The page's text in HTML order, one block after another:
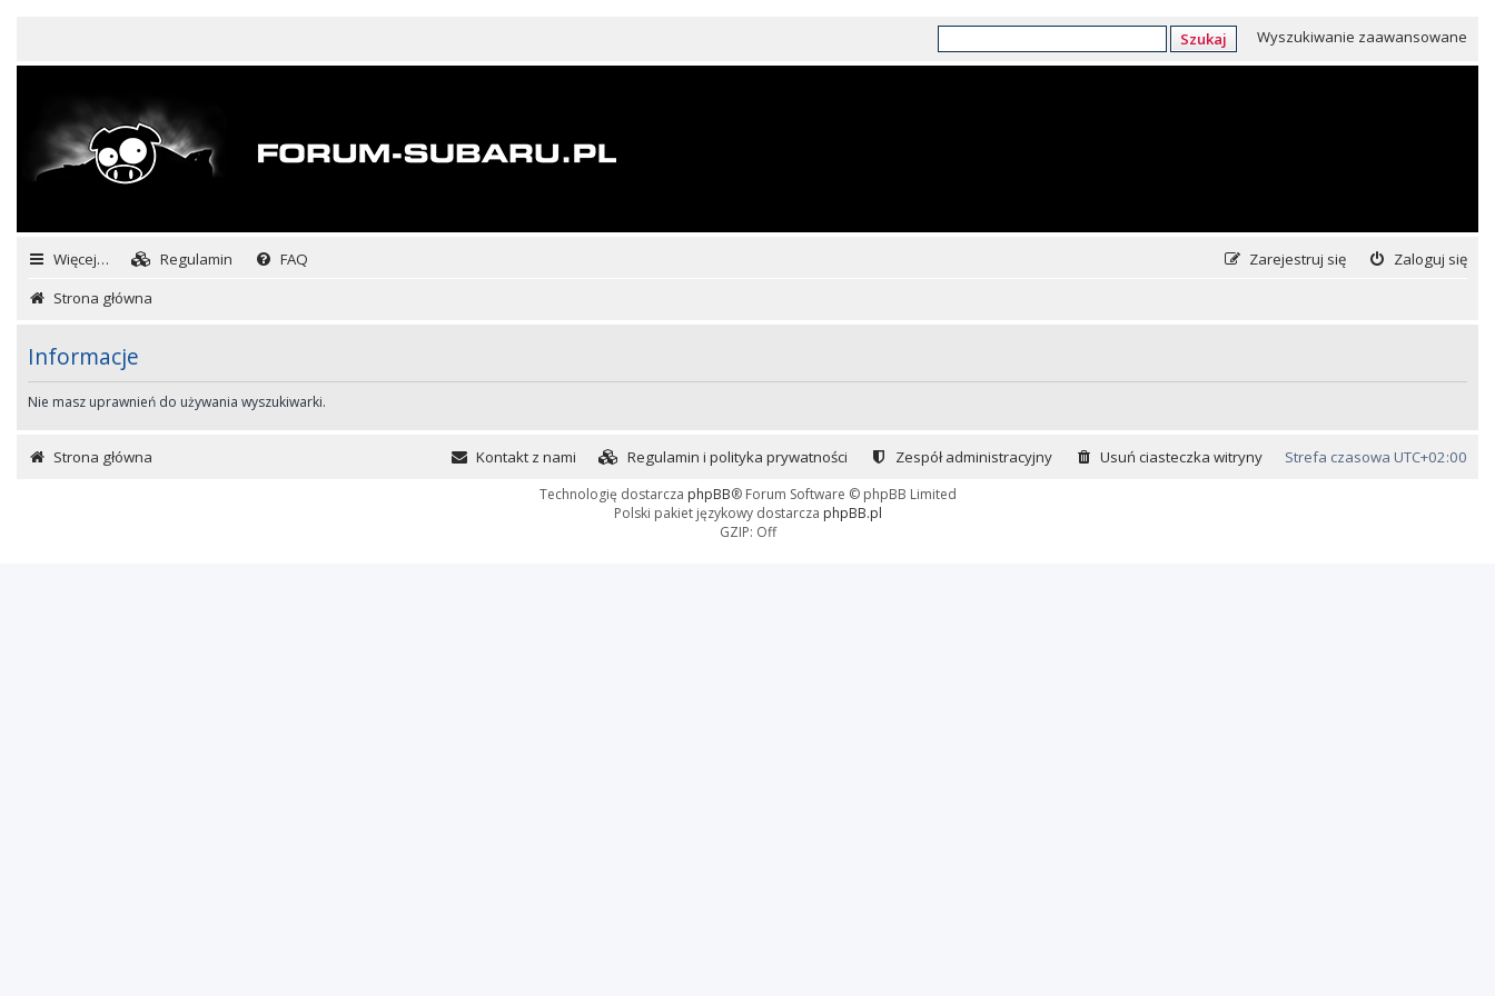
Szukaj Wyszukiwanie zaawansowane
Więcej… Regulamin FAQ Zaloguj się
Zarejestruj się
Strona główna
Informacje
Nie masz uprawnień do używania wyszukiwarki.
Strona główna Strefa czasowa UTC+02:00
Usuń ciasteczka witryny
Zespół administracyjny
Regulamin i polityka prywatności
Kontakt z nami
Technologię dostarcza phpBB® Forum Software © phpBB Limited
Polski pakiet językowy dostarcza phpBB.pl
GZIP: Off